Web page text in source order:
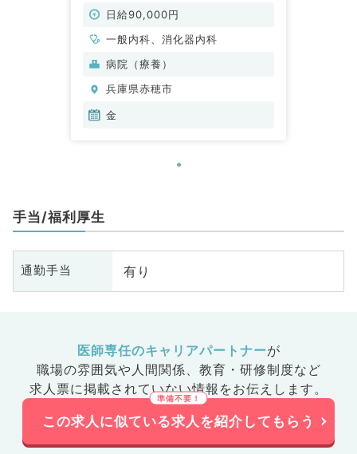
日給90,000円
一般内科、消化器内科
病院（療養）
兵庫県赤穂市
金
手当/福利厚生
通勤手当 有り
医師専任のキャリアパートナーが
職場の雰囲気や人間関係、 教育・研修制度など
求人票に掲載されていない情報をお伝えします。
この求人に似ている求人を紹介してもらう